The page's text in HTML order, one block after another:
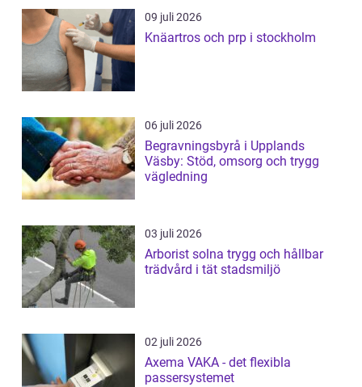
09 juli 2026
Knäartros och prp i stockholm
06 juli 2026
Begravningsbyrå i Upplands
Väsby: Stöd, omsorg och trygg
vägledning
03 juli 2026
Arborist solna trygg och hållbar
trädvård i tät stadsmiljö
02 juli 2026
Axema VAKA - det flexibla
passersystemet